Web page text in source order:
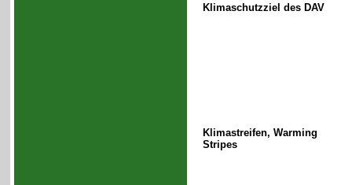
Klimaschutzziel des DAV
Klimastreifen, Warming
Stripes